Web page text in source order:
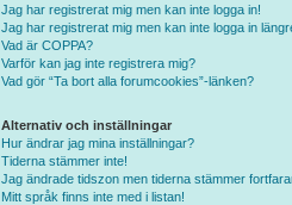
Jag har registrerat mig men kan inte logga in!
Jag har registrerat mig men kan inte logga in
Vad är COPPA?
Varför kan jag inte registrera mig?
Vad gör “Ta bort alla forumcookies”-länken?
Alternativ och inställningar
Hur ändrar jag mina inställningar?
Tiderna stämmer inte!
Jag ändrade tidszon men tiderna stämmer
Mitt språk finns inte med i listan!